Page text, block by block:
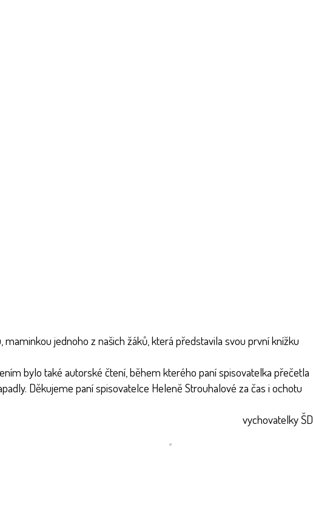
jednoho z našich žáků, která představila svou první knížku
bylo také autorské čtení, během kterého paní spisovatelka přečetla
Děkujeme paní spisovatelce Heleně Strouhalové za čas i ochotu
vychovatelky ŠD